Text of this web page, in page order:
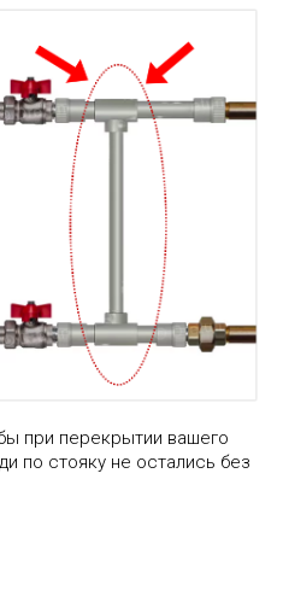
при перекрытии вашего
по стояку не остались без